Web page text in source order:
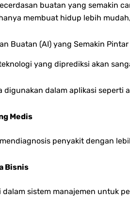
buatan yang semakin
membuat hidup lebih
Buatan (AI) yang Semakin Pintar
yang diprediksi akan
digunakan dalam aplikasi
Medis
penyakit dengan
Bisnis
dalam sistem manajemen untuk